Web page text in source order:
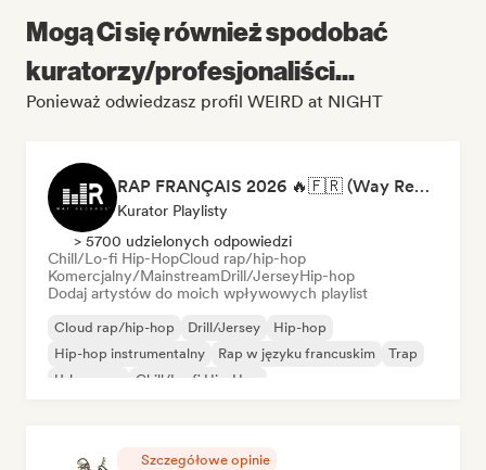
Mogą Ci się również spodobać
kuratorzy/profesjonaliści...
Ponieważ odwiedzasz profil WEIRD at NIGHT
RAP FRANÇAIS 2026 🔥🇫🇷 (Way Records)
Kurator Playlisty
> 5700 udzielonych odpowiedzi
Chill/Lo-fi Hip-HopCloud rap/hip-hop
Komercjalny/MainstreamDrill/JerseyHip-hop
Dodaj artystów do moich wpływowych playlist
Cloud rap/hip-hop Drill/Jersey
Hip-hop
Hip-hop instrumentalny
Rap w języku francuskim
Trap
Urban pop
Chill/Lo-fi Hip-Hop
Szczegółowe opinie